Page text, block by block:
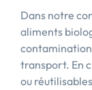
Dans notre
aliments
contamination
transport. En
ou